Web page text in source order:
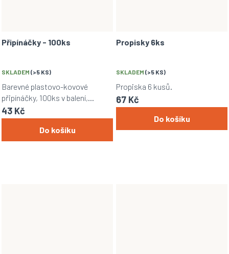
Připínáčky - 100ks
SKLADEM (>5 KS)
43 Kč
Do košíku
Barevné plastovo-kovové
připínáčky, 100ks v balení,
vhodné pro přichycení papíru či
dokumentů na korek, karton,
Propisky 6ks
SKLADEM (>5 KS)
67 Kč
Do košíku
Propiska 6 kusů.